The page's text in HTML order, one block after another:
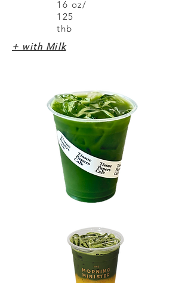
16 oz/
125
thb
+ with Milk